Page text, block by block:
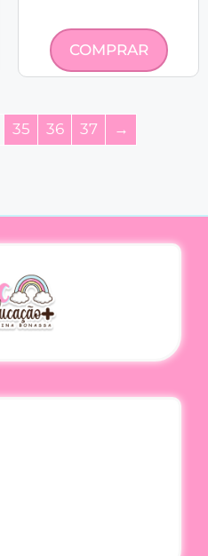
COMPRAR
35 36 37 →